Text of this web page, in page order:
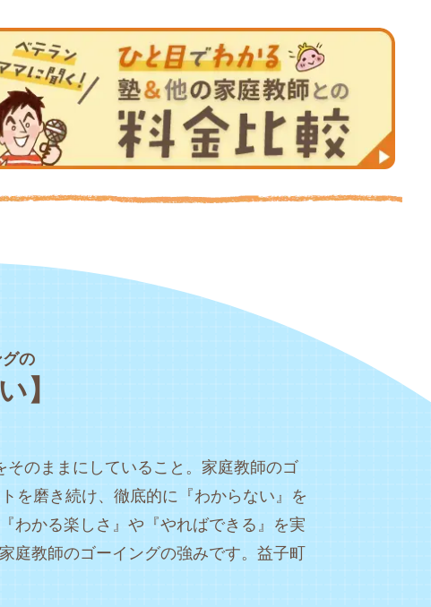
の
】
のままにしていること。家庭教師のゴ
を磨き続け、徹底的に『わからない』を
わかる楽しさ』や『やればできる』を実
庭教師のゴーイングの強みです。益子町